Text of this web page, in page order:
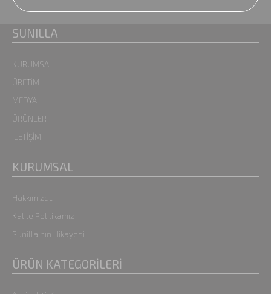
SUNILLA
KURUMSAL
ÜRETİM
MEDYA
ÜRÜNLER
İLETİŞİM
KURUMSAL
Hakkımızda
Kalite Politikamız
Sunilla'nın Hikayesi
ÜRÜN KATEGORİLERİ